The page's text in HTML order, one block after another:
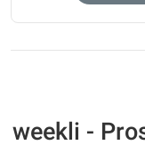
weekli -